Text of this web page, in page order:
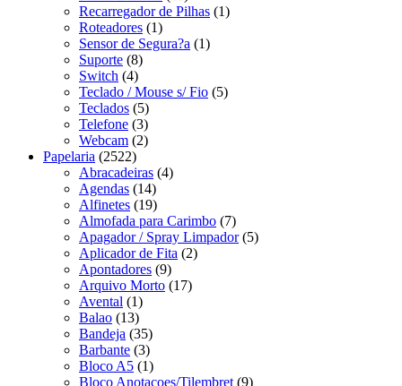
Recarregador de Pilhas (1)
Roteadores (1)
Sensor de Segura?a (1)
Suporte (8)
Switch (4)
Teclado / Mouse s/ Fio (5)
Teclados (5)
Telefone (3)
Webcam (2)
Papelaria (2522)
Abracadeiras (4)
Agendas (14)
Alfinetes (19)
Almofada para Carimbo (7)
Apagador / Spray Limpador (5)
Aplicador de Fita (2)
Apontadores (9)
Arquivo Morto (17)
Avental (1)
Balao (13)
Bandeja (35)
Barbante (3)
Bloco A5 (1)
Bloco Anotacoes/Tilembret (9)